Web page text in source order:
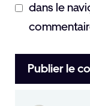
dans le